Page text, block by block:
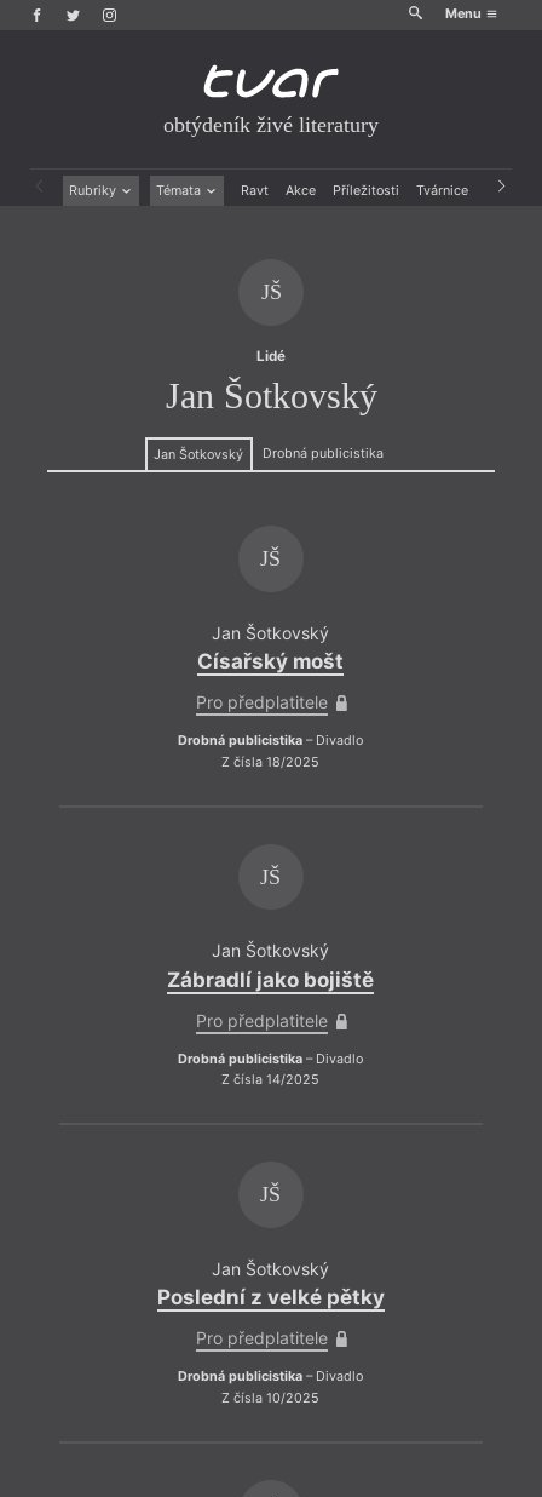
Menu
obtýdeník živé literatury
Rubriky Témata Ravt Akce Příležitosti Tvárnice Archiv
JŠ
Lidé
Jan Šotkovský
Jan Šotkovský Drobná publicistika
JŠ
Jan Šotkovský
Císařský mošt
Pro předplatitele
Drobná publicistika – Divadlo
Z čísla 18/2025
JŠ
Jan Šotkovský
Zábradlí jako bojiště
Pro předplatitele
Drobná publicistika – Divadlo
Z čísla 14/2025
JŠ
Jan Šotkovský
Poslední z velké pětky
Pro předplatitele
Drobná publicistika – Divadlo
Z čísla 10/2025